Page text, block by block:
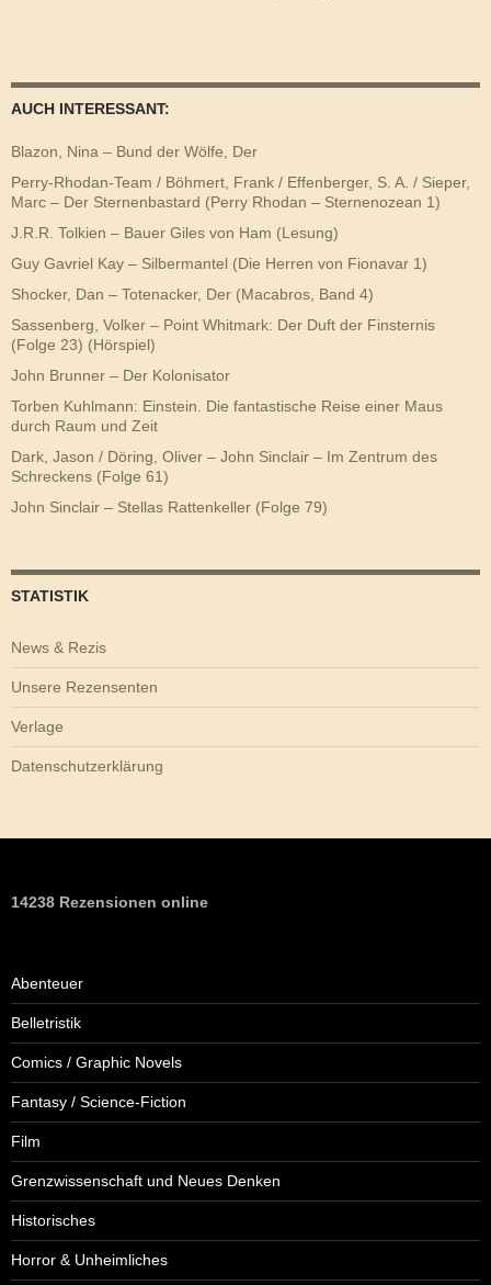
AUCH INTERESSANT:
Blazon, Nina – Bund der Wölfe, Der
Perry-Rhodan-Team / Böhmert, Frank / Effenberger, S. A. / Sieper,
Marc – Der Sternenbastard (Perry Rhodan – Sternenozean 1)
J.R.R. Tolkien – Bauer Giles von Ham (Lesung)
Guy Gavriel Kay – Silbermantel (Die Herren von Fionavar 1)
Shocker, Dan – Totenacker, Der (Macabros, Band 4)
Sassenberg, Volker – Point Whitmark: Der Duft der Finsternis
(Folge 23) (Hörspiel)
John Brunner – Der Kolonisator
Torben Kuhlmann: Einstein. Die fantastische Reise einer Maus
durch Raum und Zeit
Dark, Jason / Döring, Oliver – John Sinclair – Im Zentrum des
Schreckens (Folge 61)
John Sinclair – Stellas Rattenkeller (Folge 79)
STATISTIK
News & Rezis
Unsere Rezensenten
Verlage
Datenschutzerklärung
14238 Rezensionen online
Abenteuer
Belletristik
Comics / Graphic Novels
Fantasy / Science-Fiction
Film
Grenzwissenschaft und Neues Denken
Historisches
Horror & Unheimliches